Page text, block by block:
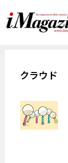
クラウド